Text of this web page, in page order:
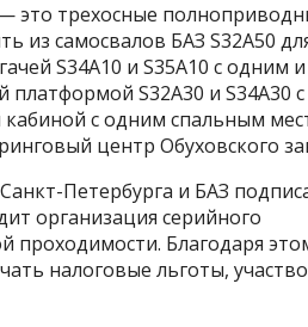
это трехосные
из самосвалов БАЗ S32A50
S34A10 и S35A10 с одним
S32A30 и S34A30 с
кабиной с одним спальным
центр Обуховского
Петербурга и БАЗ
организация серийного
проходимости. Благодаря
налоговые льготы,